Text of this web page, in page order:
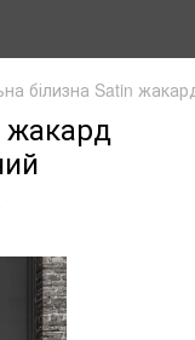
білизна Satin
жакард